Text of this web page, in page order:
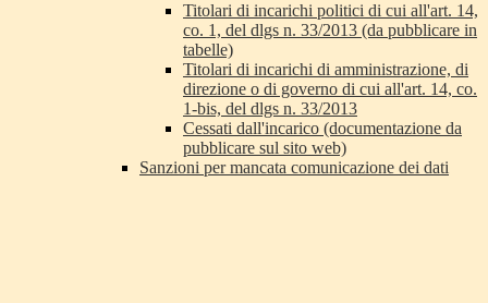
Titolari di incarichi politici di cui all'art. 14,
co. 1, del dlgs n. 33/2013 (da pubblicare in
tabelle)
Titolari di incarichi di amministrazione, di
direzione o di governo di cui all'art. 14, co.
1-bis, del dlgs n. 33/2013
Cessati dall'incarico (documentazione da
pubblicare sul sito web)
Sanzioni per mancata comunicazione dei dati